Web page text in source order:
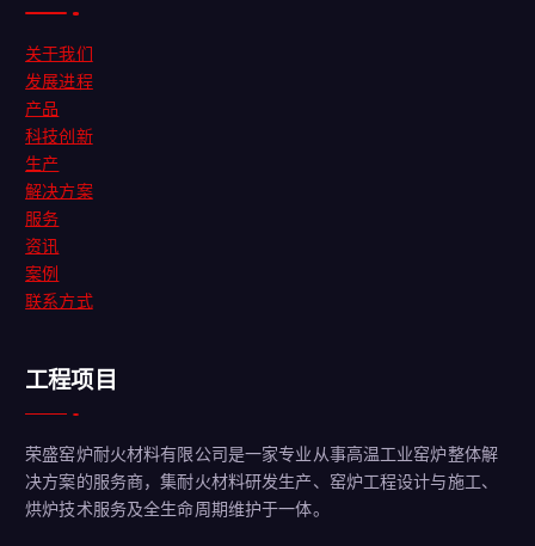
关于我们
发展进程
产品
科技创新
生产
解决方案
服务
资讯
案例
联系方式
工程项目
荣盛窑炉耐火材料有限公司是一家专业从事高温工业窑炉整体解
决方案的服务商，集耐火材料研发生产、窑炉工程设计与施工、
烘炉技术服务及全生命周期维护于一体。